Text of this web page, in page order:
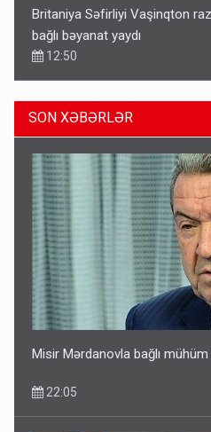
Britaniya Səfirliyi Vaşinqton
bağlı bəyanat yaydı
12:50
Paşinyan Əliyevə zəng
16:18
SON XƏBƏRLƏR
Misir Mərdanovla bağlı mühüm
22:05